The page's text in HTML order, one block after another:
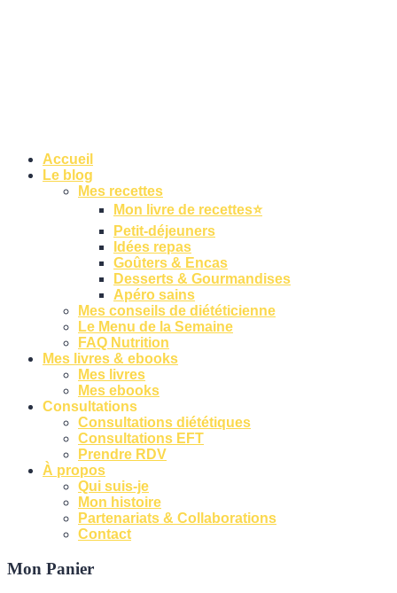
Accueil
Le blog
Mes recettes
Mon livre de recettes⭐
Petit-déjeuners
Idées repas
Goûters & Encas
Desserts & Gourmandises
Apéro sains
Mes conseils de diététicienne
Le Menu de la Semaine
FAQ Nutrition
Mes livres & ebooks
Mes livres
Mes ebooks
Consultations
Consultations diététiques
Consultations EFT
Prendre RDV
À propos
Qui suis-je
Mon histoire
Partenariats & Collaborations
Contact
Mon Panier